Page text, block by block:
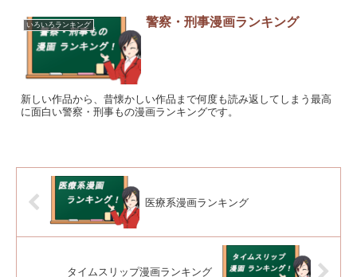
いろいろランキング 警察・刑事漫画ランキング
新しい作品から、昔懐かしい作品まで何度も読み返してしまう最高
に面白い警察・刑事もの漫画ランキングです。
医療系漫画ランキング
タイムスリップ漫画ランキング